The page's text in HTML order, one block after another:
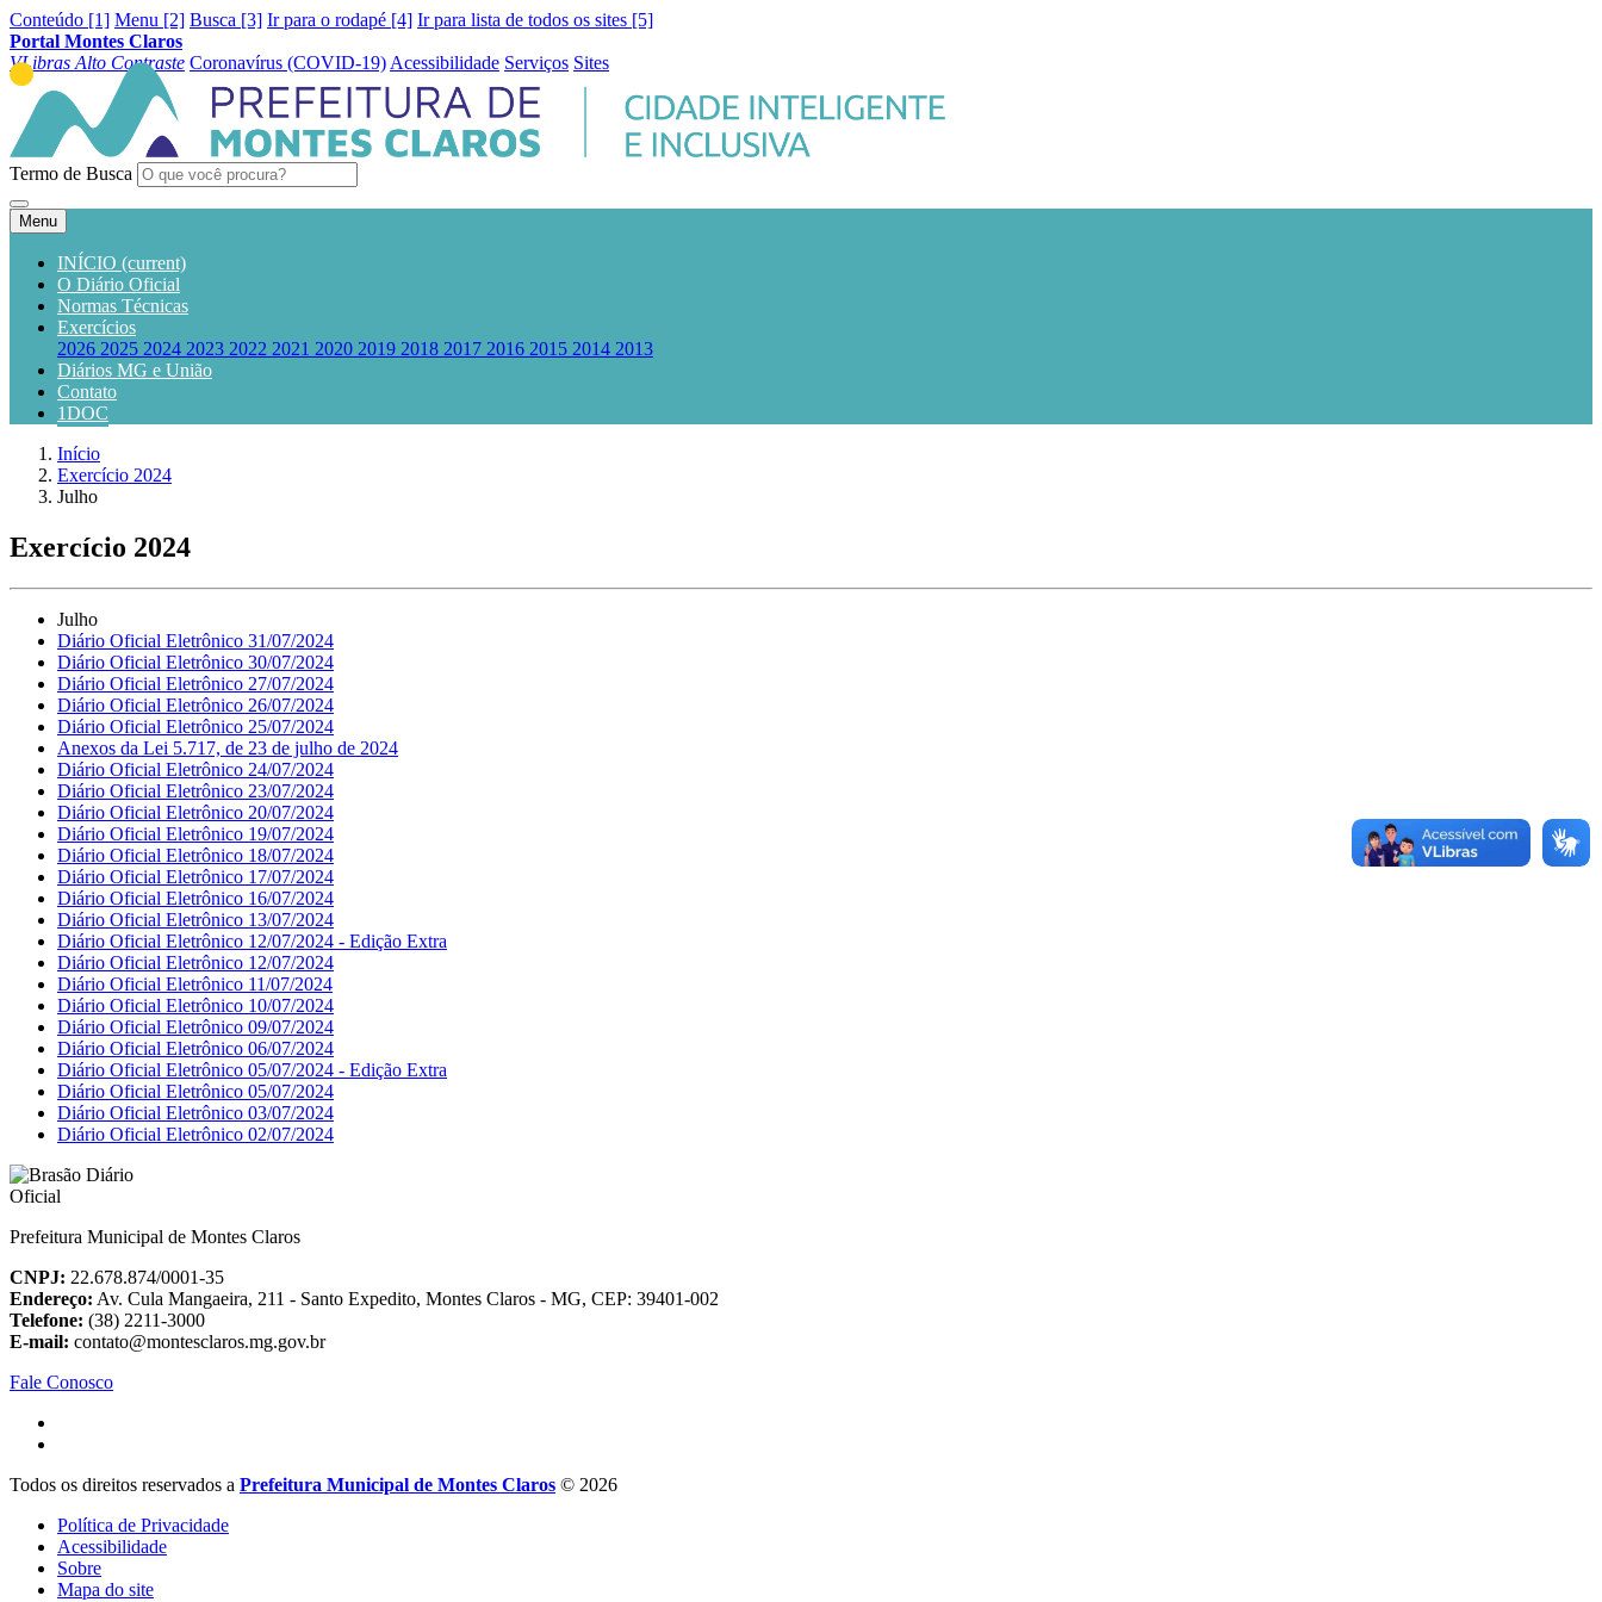
Conteúdo [1] Menu [2] Busca [3] Ir para o rodapé [4] Ir para lista de todos os sites [5]
Portal Montes Claros
VLibras Alto Contraste Coronavírus (COVID-19) Acessibilidade Serviços Sites
Termo de Busca
Menu
INÍCIO (current)
O Diário Oficial
Normas Técnicas
Exercícios
2026 2025 2024 2023 2022 2021 2020 2019 2018 2017 2016 2015 2014 2013
Diários MG e União
Contato
1DOC
Início
Exercício 2024
Julho
Exercício 2024
Julho
Diário Oficial Eletrônico 31/07/2024
Diário Oficial Eletrônico 30/07/2024
Diário Oficial Eletrônico 27/07/2024
Diário Oficial Eletrônico 26/07/2024
Diário Oficial Eletrônico 25/07/2024
Anexos da Lei 5.717, de 23 de julho de 2024
Diário Oficial Eletrônico 24/07/2024
Diário Oficial Eletrônico 23/07/2024
Diário Oficial Eletrônico 20/07/2024
Diário Oficial Eletrônico 19/07/2024
Diário Oficial Eletrônico 18/07/2024
Diário Oficial Eletrônico 17/07/2024
Diário Oficial Eletrônico 16/07/2024
Diário Oficial Eletrônico 13/07/2024
Diário Oficial Eletrônico 12/07/2024 - Edição Extra
Diário Oficial Eletrônico 12/07/2024
Diário Oficial Eletrônico 11/07/2024
Diário Oficial Eletrônico 10/07/2024
Diário Oficial Eletrônico 09/07/2024
Diário Oficial Eletrônico 06/07/2024
Diário Oficial Eletrônico 05/07/2024 - Edição Extra
Diário Oficial Eletrônico 05/07/2024
Diário Oficial Eletrônico 03/07/2024
Diário Oficial Eletrônico 02/07/2024
Prefeitura Municipal de Montes Claros
CNPJ: 22.678.874/0001-35
Endereço: Av. Cula Mangaeira, 211 - Santo Expedito, Montes Claros - MG, CEP: 39401-002
Telefone: (38) 2211-3000
E-mail: contato@montesclaros.mg.gov.br
Fale Conosco
Todos os direitos reservados a Prefeitura Municipal de Montes Claros © 2026
Política de Privacidade
Acessibilidade
Sobre
Mapa do site